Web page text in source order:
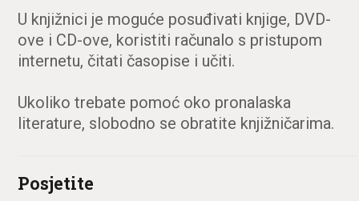
U knjižnici je moguće posuđivati knjige, DVD-
ove i CD-ove, koristiti računalo s pristupom
internetu, čitati časopise i učiti.
Ukoliko trebate pomoć oko pronalaska
literature, slobodno se obratite knjižničarima.
Posjetite